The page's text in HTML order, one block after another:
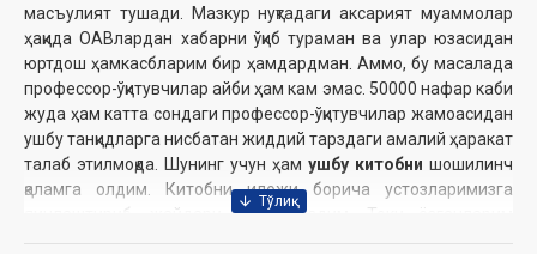
масъулият тушади. Мазкур нуқтадаги аксарият муаммолар
ҳақида ОАВлардан хабарни ўқиб тураман ва улар юзасидан
юртдош ҳамкасбларим бир ҳамдардман. Аммо, бу масалада
профессор-ўқитувчилар айби ҳам кам эмас. 50000 нафар каби
жуда ҳам катта сондаги профессор-ўқитувчилар жамоасидан
ушбу танқидларга нисбатан жиддий тарздаги амалий ҳаракат
талаб этилмоқда. Шунинг учун ҳам ушбу китобни шошилинч
қаламга олдим. Китобни иложи борича устозларимизга
яқинлаштириб, жайдари тилда ёздим. Токи ёзганларим